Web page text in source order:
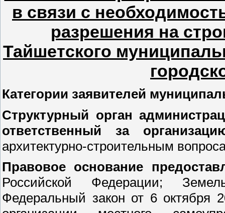
в связи с
разрешения на
Тайшетского
Категории заявителей
Структурный орган
ответственный за
архитектурно-строительным
Правовое основание
Российской Федерации;
Федеральный закон от 6